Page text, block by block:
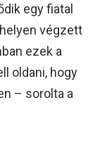
egy fiatal
végzett
ezek a
oldani, hogy
– sorolta a